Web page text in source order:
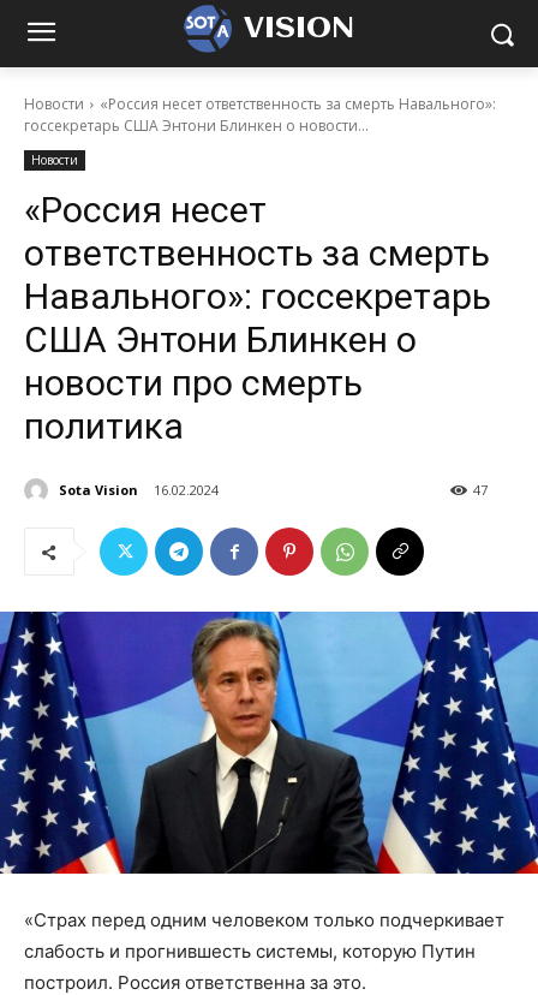
VISION
Новости
«Россия несет ответственность за смерть Навального»:
госсекретарь США Энтони Блинкен о новости...
Новости
«Россия несет
ответственность за смерть
Навального»: госсекретарь
США Энтони Блинкен о
новости про смерть
политика
Sota Vision 16.02.2024 47
«Страх перед одним человеком только подчеркивает
слабость и прогнившесть системы, которую Путин
построил. Россия ответственна за это.